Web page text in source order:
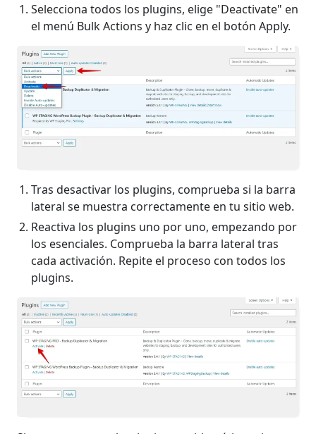
Selecciona todos los plugins, elige "Deactivate" en
el menú Bulk Actions y haz clic en el botón Apply.
Tras desactivar los plugins, comprueba si la barra
lateral se muestra correctamente en tu sitio web.
Reactiva los plugins uno por uno, empezando por
los esenciales. Comprueba la barra lateral tras
cada activación. Repite el proceso con todos los
plugins.